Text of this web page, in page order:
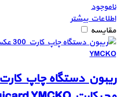
ناموجود
اطلاعات بیشتر
مقایسه